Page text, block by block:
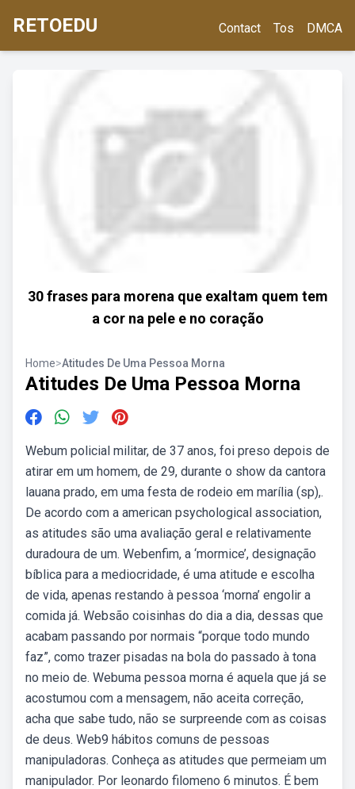
RETOEDU Contact Tos DMCA
30 frases para morena que exaltam quem tem
a cor na pele e no coração
Home>Atitudes De Uma Pessoa Morna
Atitudes De Uma Pessoa Morna
Webum policial militar, de 37 anos, foi preso depois de
atirar em um homem, de 29, durante o show da cantora
lauana prado, em uma festa de rodeio em marília (sp),.
De acordo com a american psychological association,
as atitudes são uma avaliação geral e relativamente
duradoura de um. Webenfim, a ‘mormice’, designação
bíblica para a mediocridade, é uma atitude e escolha
de vida, apenas restando à pessoa ‘morna’ engolir a
comida já. Websão coisinhas do dia a dia, dessas que
acabam passando por normais “porque todo mundo
faz”, como trazer pisadas na bola do passado à tona
no meio de. Webuma pessoa morna é aquela que já se
acostumou com a mensagem, não aceita correção,
acha que sabe tudo, não se surpreende com as coisas
de deus. Web9 hábitos comuns de pessoas
manipuladoras. Conheça as atitudes que permeiam um
manipulador. Por leonardo filomeno 6 minutos. É bem